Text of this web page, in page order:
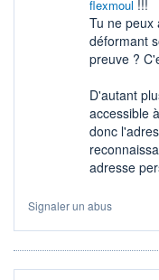
flexmoul !!!
Tu ne peux
déformant
preuve ?
D'autant
accessible
donc
adresse
Signaler un abus